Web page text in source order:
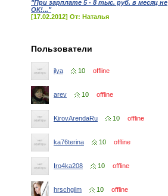
"При зарплате 5 - 8 тыс. руб. в месяц не
ОК!..."
[17.02.2012] От: Наталья
Пользователи
ilya 10 offline
arev 10 offline
KirovArendaRu 10 offline
ka76terina 10 offline
Iro4ka208 10 offline
hrschgilm 10 offline